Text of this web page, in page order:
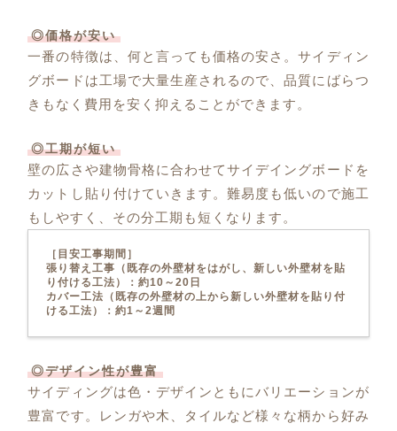
◎価格が安い
一番の特徴は、何と言っても価格の安さ。サイディン
グボードは工場で大量生産されるので、品質にばらつ
きもなく費用を安く抑えることができます。
◎工期が短い
壁の広さや建物骨格に合わせてサイデイングボードを
カットし貼り付けていきます。難易度も低いので施工
もしやすく、その分工期も短くなります。
［目安工事期間］
張り替え工事（既存の外壁材をはがし、新しい外壁材を貼
り付ける工法）：約10～20日
カバー工法（既存の外壁材の上から新しい外壁材を貼り付
ける工法）：約1～2週間
◎デザイン性が豊富
サイディングは色・デザインともにバリエーションが
豊富です。レンガや木、タイルなど様々な柄から好み